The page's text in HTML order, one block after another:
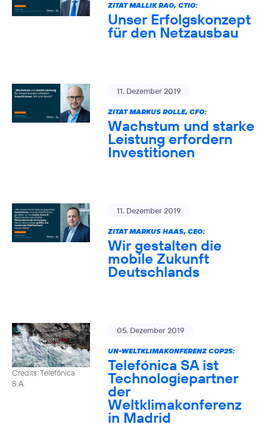
ZITAT MALLIK RAO, CTIO:
Unser Erfolgskonzept
für den Netzausbau
11. Dezember 2019
ZITAT MARKUS ROLLE, CFO:
Wachstum und starke
Leistung erfordern
Investitionen
11. Dezember 2019
ZITAT MARKUS HAAS, CEO:
Wir gestalten die
mobile Zukunft
Deutschlands
Credits: Telefónica
S.A.
05. Dezember 2019
UN-WELTKLIMAKONFERENZ COP25:
Telefónica SA ist
Technologiepartner
der
Weltklimakonferenz
in Madrid